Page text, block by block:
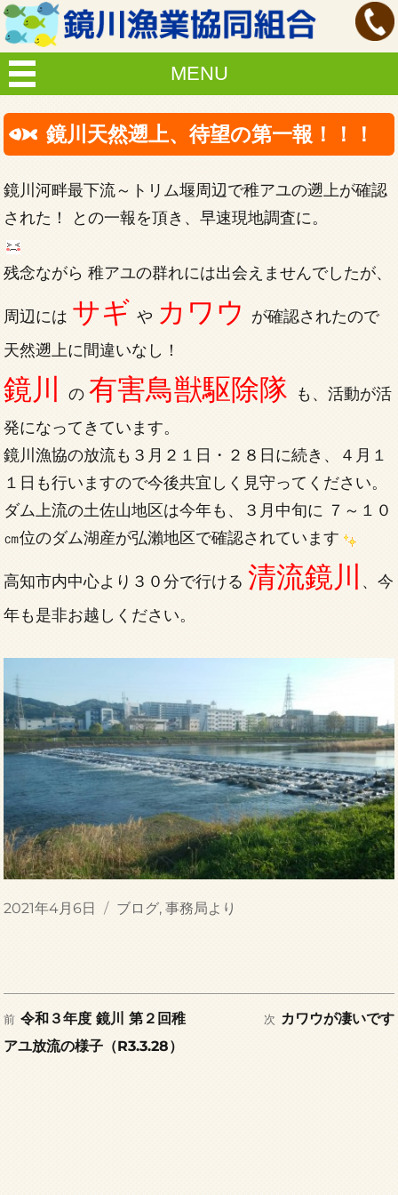
MENU
鏡川天然遡上、待望の第一報！！！
鏡川河畔最下流～トリム堰周辺で稚アユの遡上が確認
された！ との一報を頂き、早速現地調査に。
残念ながら 稚アユの群れには出会えませんでしたが、
周辺には サギ や カワウ
が確認されたので
天然遡上に間違いなし！
鏡川 の有害鳥獣駆除隊
も、活動が活
発になってきています。
鏡川漁協の放流も３月２１日・２８日に続き、４月１
１日も行いますので今後共宜しく見守ってください。
ダム上流の土佐山地区は今年も、３月中旬に ７～１０
㎝位のダム湖産が弘瀨地区で確認されています
高知市内中心より３０分で行ける 清流鏡川
、今
年も是非お越しください。
投
2021年4月6日
カ
ー
ブログ, 事務局より
投
前 前
の
令和３年度 鏡川 第２回稚
アユ放流の様子（R3.3.28）
次 次
カワウが凄いです